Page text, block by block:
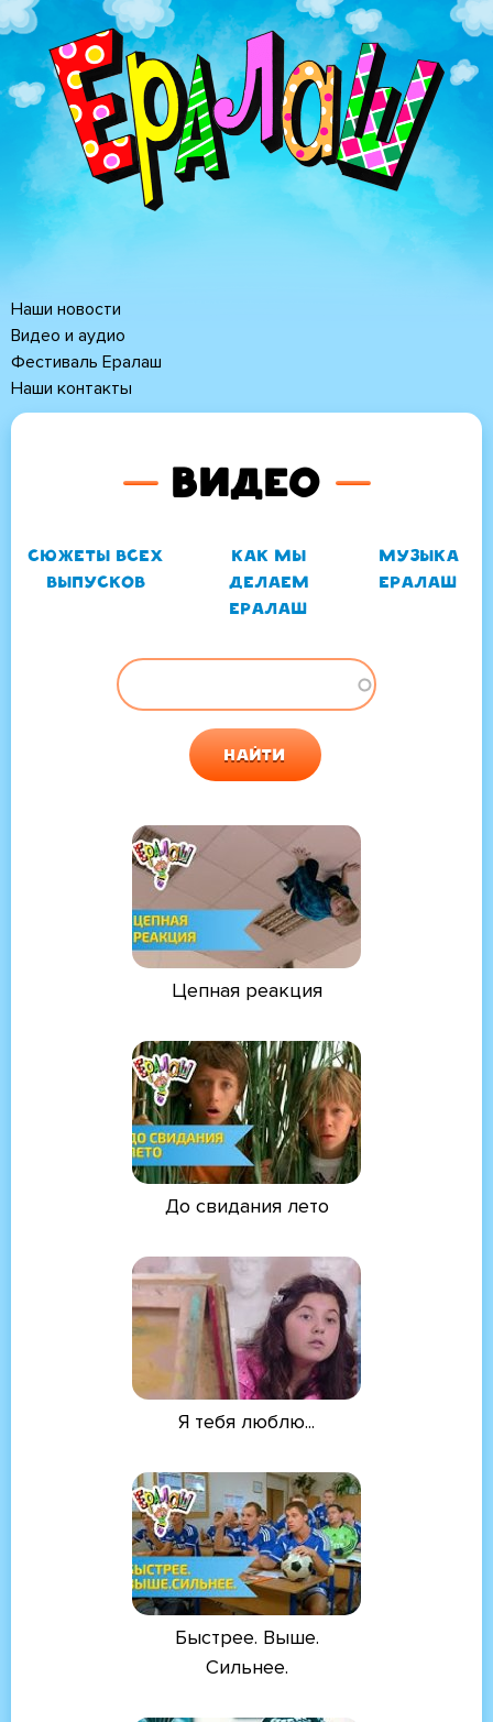
Перейти
основному
содержанию
Основная
навигация
Наши новости
Видео и аудио
Фестиваль Ералаш
Наши контакты
Видео
ГЛАВНЫЕ
Сюжеты всех
выпусков
Как мы
делаем
Ералаш
Музыка
Ералаш
Цепная реакция
До свидания лето
Я тебя люблю...
Быстрее. Выше.
Сильнее.